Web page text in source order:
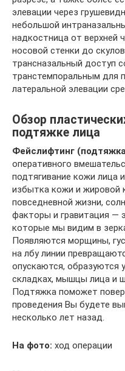
элевации через
небольшой
надкостница от верхней
носовой стенки до
трансназальный доступ
транстемпоральным для
латеральной элевации
Обзор
подтяжке лица
Фейслифтинг
оперативного
подтягивание кожи лица
избытка кожи и жировой
повседневной жизни,
факторы и гравитация —
которые мы видим в
Появляются морщины,
на лбу линии
опускаются, образуются
складках, мышцы лица и
Подтяжка поможет
проведения Вы будете
несколько лет назад.
На фото: ход операции